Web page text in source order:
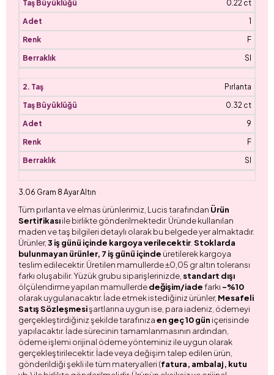
0.22 ct
1
F
SI
Pırlanta
0.32 ct
9
F
SI
3.06 Gram 8 Ayar Altın
Tüm pırlanta ve elmas ürünlerimiz, Lucis tarafından Ürün
Sertifikasıile birlikte gönderilmektedir. Üründe kullanılan
maden ve taş bilgileri detaylı olarak bu belgede yer almaktadır.
Ürünler,3 iş günü içinde kargoya verilecektir. Stoklarda
bulunmayan ürünler, 7 iş günü içinde üretilerek kargoya
teslim edilecektir. Üretilen mamullerde ±0,05 gr altın toleransı
farkı oluşabilir. Yüzük grubu siparişlerinizde, standart dışı
ölçülendirme yapılan mamullerdedeğişim/iadefarkı -%10
olarak uygulanacaktır. İade etmek istediğiniz ürünler, Mesafeli
Satış Sözleşmesişartlarına uygun ise, para iadeniz, ödemeyi
gerçekleştirdiğiniz şekilde tarafınızaen geç 10 gün içerisinde
yapılacaktır. İade sürecinin tamamlanmasının ardından,
ödeme işlemi orijinal ödeme yönteminiz ile uygun olarak
gerçekleştirilecektir. İade veya değişim talep edilen ürün,
gönderildiği şekli ile tüm materyalleri (fatura, ambalaj, kutu